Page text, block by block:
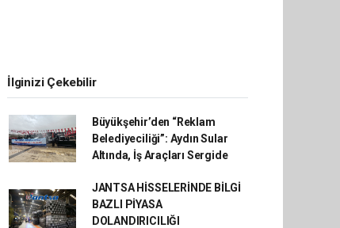
İlginizi Çekebilir
Büyükşehir’den “Reklam
Belediyeciliği”: Aydın Sular
Altında, İş Araçları Sergide
JANTSA HİSSELERİNDE BİLGİ
BAZLI PİYASA
DOLANDIRICILIĞI